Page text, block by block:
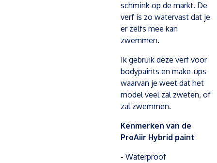
schmink op de markt. De
verf is zo watervast dat je
er zelfs mee kan
zwemmen.
Ik gebruik deze verf voor
bodypaints en make-ups
waarvan je weet dat het
model veel zal zweten, of
zal zwemmen.
Kenmerken van de
ProAiir Hybrid paint
- Waterproof